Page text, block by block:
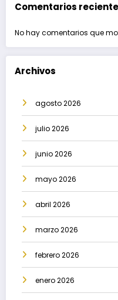
Comentarios
No hay comentarios que
Archivos
agosto 2026
julio 2026
junio 2026
mayo 2026
abril 2026
marzo 2026
febrero 2026
enero 2026